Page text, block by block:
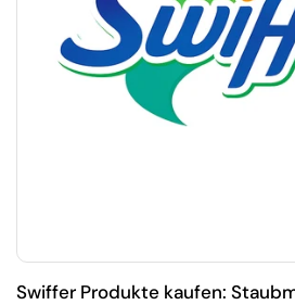
Swiffer Produkte kaufen: